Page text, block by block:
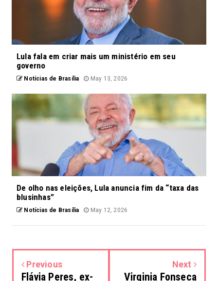
Lula fala em criar mais um ministério em seu
governo
Notícias de Brasília May 13, 2026
De olho nas eleições, Lula anuncia fim da “taxa das
blusinhas”
Notícias de Brasília May 12, 2026
Previous
Flávia Peres, ex-
Next
Virginia Fonseca